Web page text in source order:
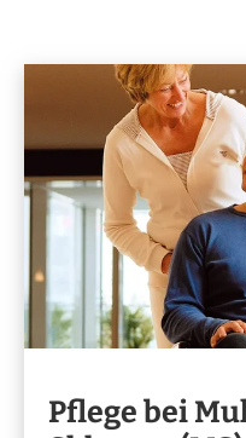
Pflege bei